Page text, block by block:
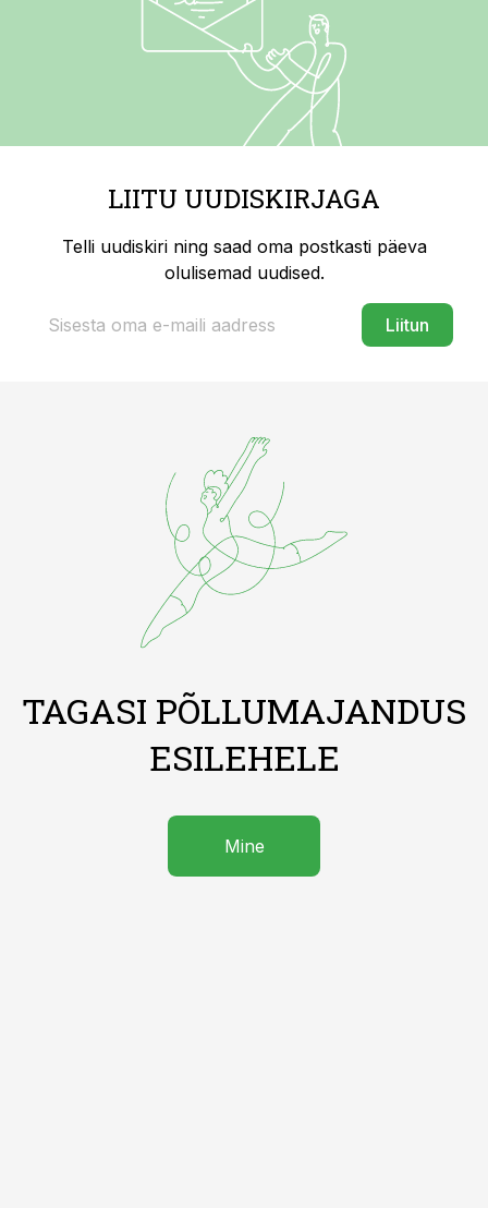
LIITU UUDISKIRJAGA
Telli uudiskiri ning saad oma postkasti päeva
olulisemad uudised.
Liitun
TAGASI PÕLLUMAJANDUS
ESILEHELE
Mine